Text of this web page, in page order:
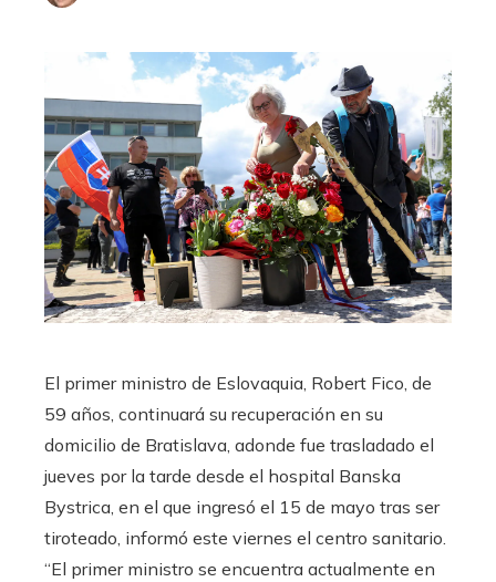
El primer ministro de Eslovaquia, Robert Fico, de
59 años, continuará su recuperación en su
domicilio de Bratislava, adonde fue trasladado el
jueves por la tarde desde el hospital Banska
Bystrica, en el que ingresó el 15 de mayo tras ser
tiroteado, informó este viernes el centro sanitario.
“El primer ministro se encuentra actualmente en